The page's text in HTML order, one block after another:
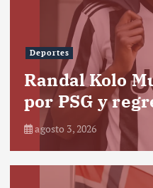
Deportes
Randal Kolo
por PSG y
agosto 3, 2026